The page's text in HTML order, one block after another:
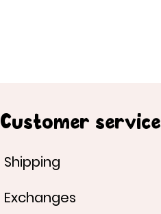
Customer service
Shipping
Exchanges